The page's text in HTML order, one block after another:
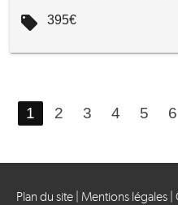
local_offer 395€
1 2 3 4 5 6
Plan du site Mentions légales